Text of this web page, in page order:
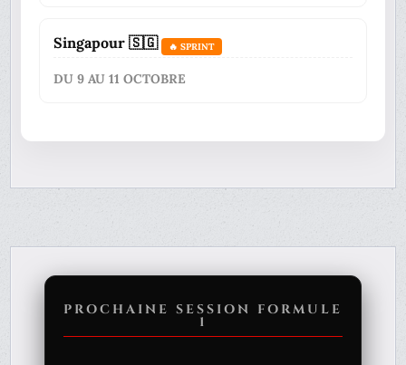
Singapour 🇸🇬 🔥 SPRINT
DU 9 AU 11 OCTOBRE
PROCHAINE SESSION FORMULE
1